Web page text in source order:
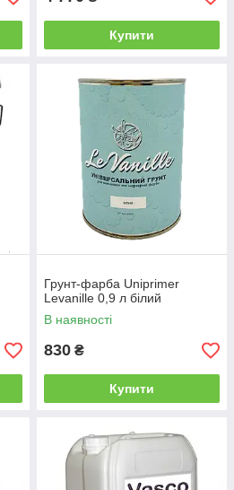
Купити
Грунт-фарба Uniprimer
Levanille 0,9 л білий
В наявності
830 ₴
Купити